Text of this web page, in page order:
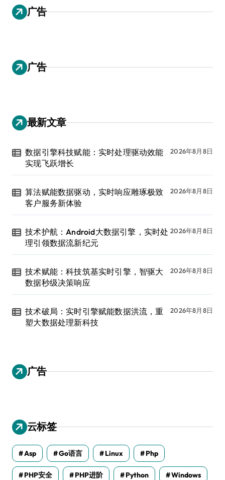
广告
广告
最新文章
数据引擎科技赋能：实时处理驱动效能
实现飞跃增长
2026年8月8日
算法赋能数据驱动，实时响应雕琢极致
客户服务新体验
2026年8月8日
技术护航：Android大数据引擎，实时处
理引领数据流新纪元
2026年8月8日
技术赋能：科技筑基实时引擎，智驱大
数据秒级决策响应
2026年8月8日
技术破局：实时引擎赋能数据洪流，重
塑大数据处理新科技
2026年8月8日
广告
云标签
Asp Go语言 Linux Php
PHP安全 PHP进阶 Python Windows